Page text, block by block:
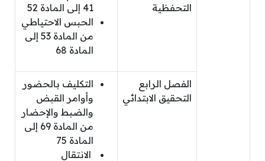
التحفظية
41 إلى المادة 52
الحبس الاحتياطي
من المادة 53 إلى
المادة 68
الفصل الرابع
التحقيق الابتدائي
التكليف بالحضور
وأوامر القبض
والضبط والإحضار
من المادة 69 إلى
المادة 75
الانتقال